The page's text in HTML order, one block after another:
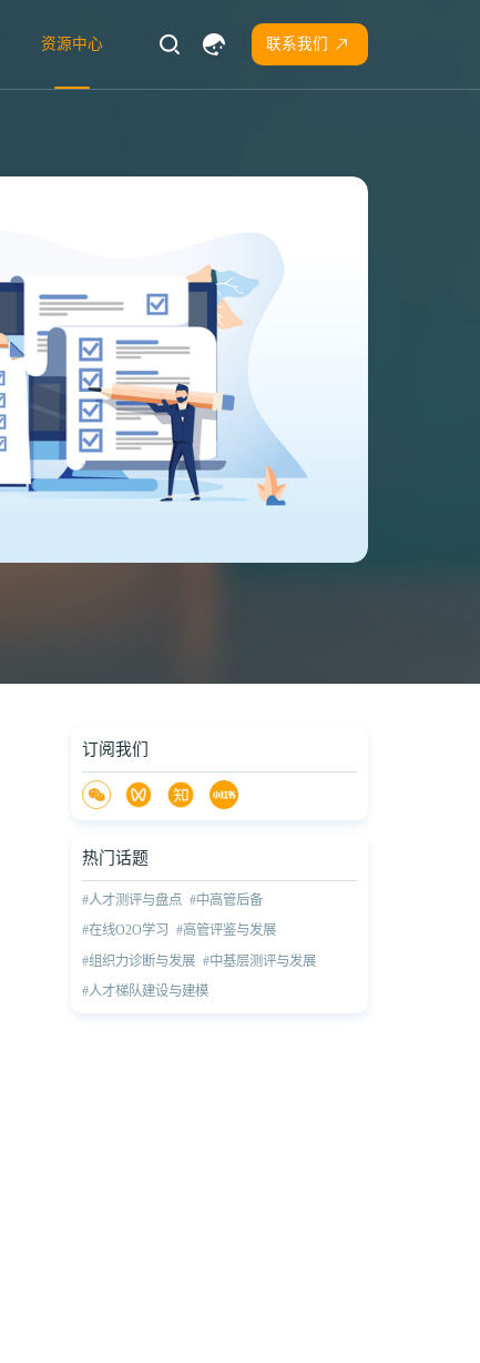
资源中心 联系我们
订阅我们
热门话题
#人才测评与盘点 #中高管后备
#在线O2O学习 #高管评鉴与发展
#组织力诊断与发展 #中基层测评与发展
#人才梯队建设与建模